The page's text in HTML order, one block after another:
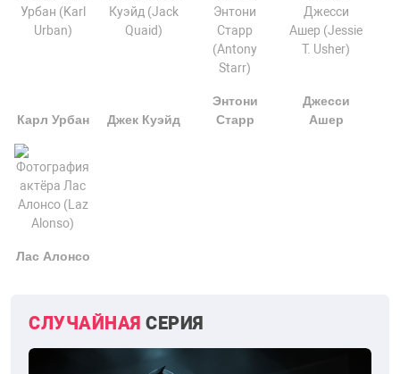
Карл Урбан Джек Куэйд
Энтони
Старр
Джесси
Ашер
Лас Алонсо
СЛУЧАЙНАЯ СЕРИЯ